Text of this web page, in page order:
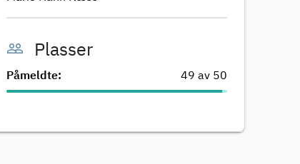
people_outline Plasser
Påmeldte: 49 av 50